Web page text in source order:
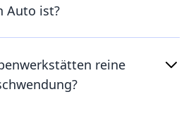
Auto ist?
reine